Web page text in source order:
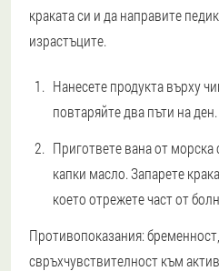
краката си и да направите
израстъците.
Нанесете продукта върху
повтаряйте два пъти на ден.
Пригответе вана от морска
капки масло. Запарете
което отрежете част от
Противопоказания:
свръхчувствителност към